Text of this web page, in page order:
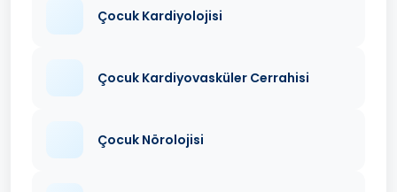
Çocuk Kardiyolojisi
Çocuk Kardiyovasküler Cerrahisi
Çocuk Nörolojisi